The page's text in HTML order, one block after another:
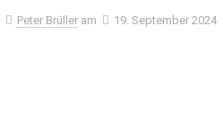
Peter Brüller am 19. September 2024